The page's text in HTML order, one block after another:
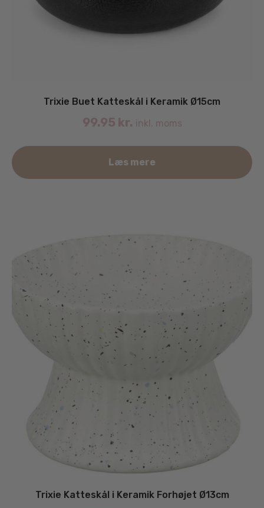
Trixie Buet Katteskål i Keramik Ø15cm
99.95 kr. inkl. moms
Læs mere
Trixie Katteskål i Keramik Forhøjet Ø13cm